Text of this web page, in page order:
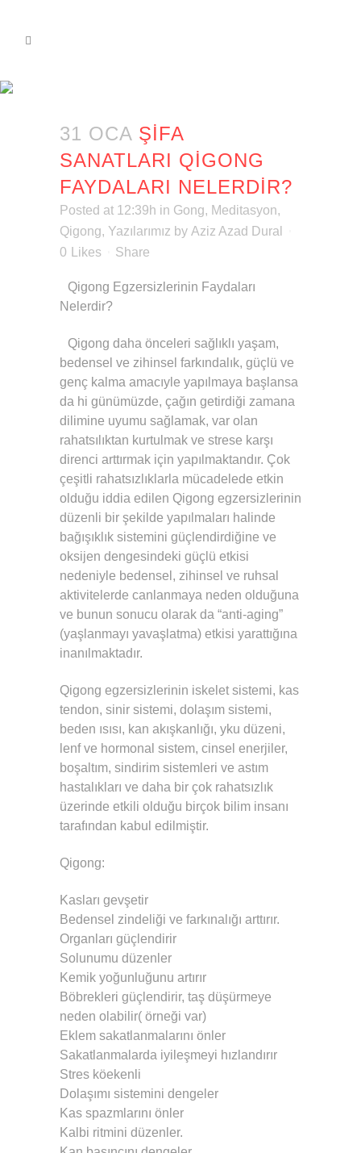
31 OCA ŞIFA
SANATLARI QIGONG
FAYDALARI NELERDIR?
Posted at 12:39h in Gong, Meditasyon,
Qigong, Yazılarımız by Aziz Azad Dural
0
Likes Share
Qigong Egzersizlerinin Faydaları
Nelerdir?
Qigong daha önceleri sağlıklı yaşam,
bedensel ve zihinsel farkındalık, güçlü ve
genç kalma amacıyle yapılmaya başlansa
da hi günümüzde, çağın getirdiği zamana
dilimine uyumu sağlamak, var olan
rahatsılıktan kurtulmak ve strese karşı
direnci arttırmak için yapılmaktandır. Çok
çeşitli rahatsızlıklarla mücadelede etkin
olduğu iddia edilen Qigong egzersizlerinin
düzenli bir şekilde yapılmaları halinde
bağışıklık sistemini güçlendirdiğine ve
oksijen dengesindeki güçlü etkisi
nedeniyle bedensel, zihinsel ve ruhsal
aktivitelerde canlanmaya neden olduğuna
ve bunun sonucu olarak da “anti-aging”
(yaşlanmayı yavaşlatma) etkisi yarattığına
inanılmaktadır.
Qigong egzersizlerinin iskelet sistemi, kas
tendon, sinir sistemi, dolaşım sistemi,
beden ısısı, kan akışkanlığı, yku düzeni,
lenf ve hormonal sistem, cinsel enerjiler,
boşaltım, sindirim sistemleri ve astım
hastalıkları ve daha bir çok rahatsızlık
üzerinde etkili olduğu birçok bilim insanı
tarafından kabul edilmiştir.
Qigong:
Kasları gevşetir
Bedensel zindeliği ve farkınalığı arttırır.
Organları güçlendirir
Solunumu düzenler
Kemik yoğunluğunu artırır
Böbrekleri güçlendirir, taş düşürmeye
neden olabilir( örneği var)
Eklem sakatlanmalarını önler
Sakatlanmalarda iyileşmeyi hızlandırır
Stres köekenli
Dolaşımı sistemini dengeler
Kas spazmlarını önler
Kalbi ritmini düzenler.